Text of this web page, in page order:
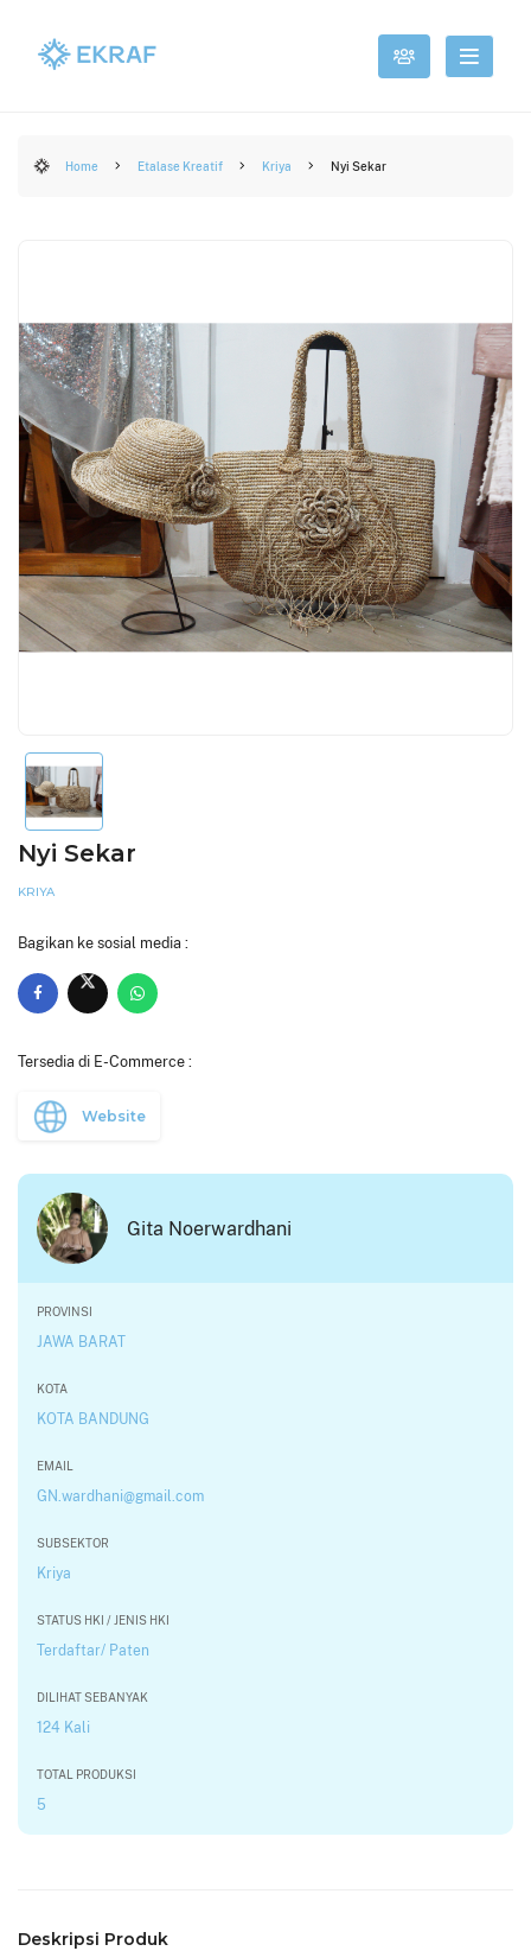
Home Etalase Kreatif Kriya Nyi Sekar
Nyi Sekar
KRIYA
Bagikan ke sosial media :
Tersedia di E-Commerce :
Website
Gita Noerwardhani
PROVINSI
JAWA BARAT
KOTA
KOTA BANDUNG
EMAIL
GN.wardhani@gmail.com
SUBSEKTOR
Kriya
STATUS HKI / JENIS HKI
Terdaftar/ Paten
DILIHAT SEBANYAK
124 Kali
TOTAL PRODUKSI
5
Deskripsi Produk